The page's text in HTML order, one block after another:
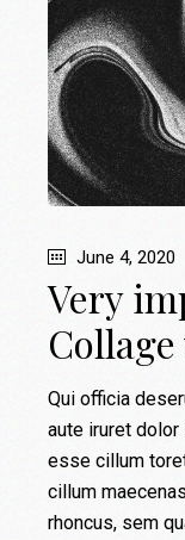
June 4, 2020
Very
Qui officia
aute iruret
esse cillum
cillum
rhoncus, sem